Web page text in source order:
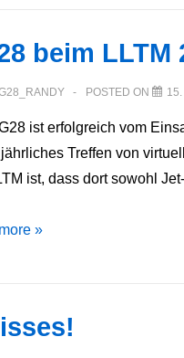
beim LLTM
POSTED ON
ist erfolgreich vom
Treffen von
ist, dass dort sowohl
»